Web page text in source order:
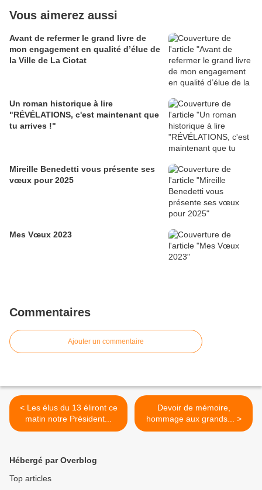
Vous aimerez aussi
Avant de refermer le grand livre de
mon engagement en qualité d’élue de
la Ville de La Ciotat
Un roman historique à lire
"RÉVÉLATIONS, c'est maintenant que
tu arrives !"
Mireille Benedetti vous présente ses
vœux pour 2025
Mes Vœux 2023
Commentaires
Ajouter un commentaire
< Les élus du 13 éliront ce
matin notre Président...
Devoir de mémoire,
hommage aux grands... >
Hébergé par Overblog
Top articles